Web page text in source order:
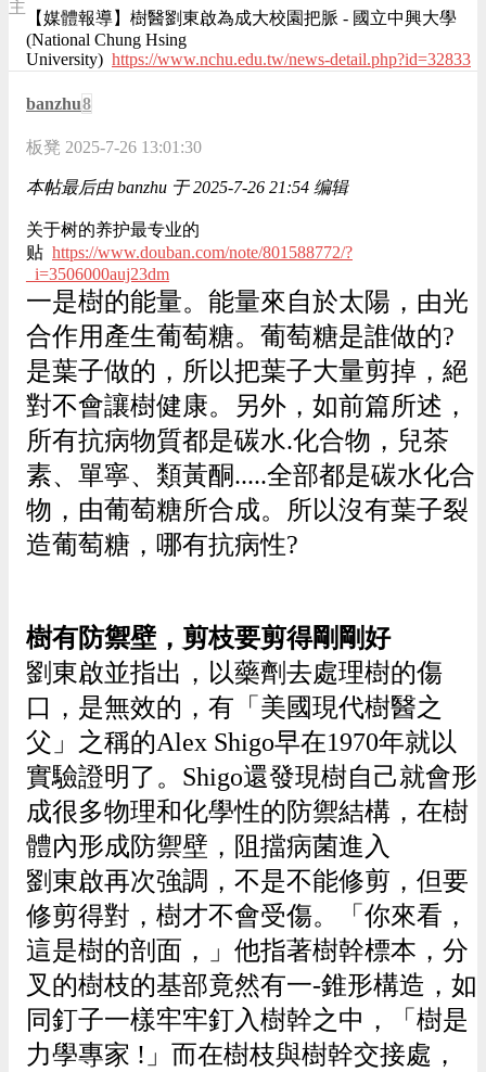
主
【媒體報導】樹醫劉東啟為成大校園把脈 - 國立中興大學
(National Chung Hsing
University) https://www.nchu.edu.tw/news-detail.php?id=32833
banzhu8
板凳 2025-7-26 13:01:30
本帖最后由 banzhu 于 2025-7-26 21:54 编辑
关于树的养护最专业的
贴 https://www.douban.com/note/801588772/?
_i=3506000auj23dm
一是樹的能量。能量來自於太陽，由光
合作用產生葡萄糖。葡萄糖是誰做的?
是葉子做的，所以把葉子大量剪掉，絕
對不會讓樹健康。另外，如前篇所述，
所有抗病物質都是碳水.化合物，兒茶
素、單寧、類黃酮.....全部都是碳水化合
物，由葡萄糖所合成。所以沒有葉子裂
造葡萄糖，哪有抗病性?
樹有防禦壁，剪枝要剪得剛剛好
劉東啟並指出，以藥劑去處理樹的傷
口，是無效的，有「美國現代樹醫之
父」之稱的Alex Shigo早在1970年就以
實驗證明了。Shigo還發現樹自己就會形
成很多物理和化學性的防禦結構，在樹
體內形成防禦壁，阻擋病菌進入
劉東啟再次強調，不是不能修剪，但要
修剪得對，樹才不會受傷。「你來看，
這是樹的剖面，」他指著樹幹標本，分
叉的樹枝的基部竟然有一-錐形構造，如
同釘子一樣牢牢釘入樹幹之中，「樹是
力學專家 !」而在樹枝與樹幹交接處，